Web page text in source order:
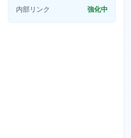
内部リンク
強化中